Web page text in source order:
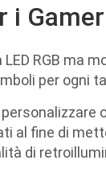
i Gamer
RGB ma
per ogni
al fine di
di